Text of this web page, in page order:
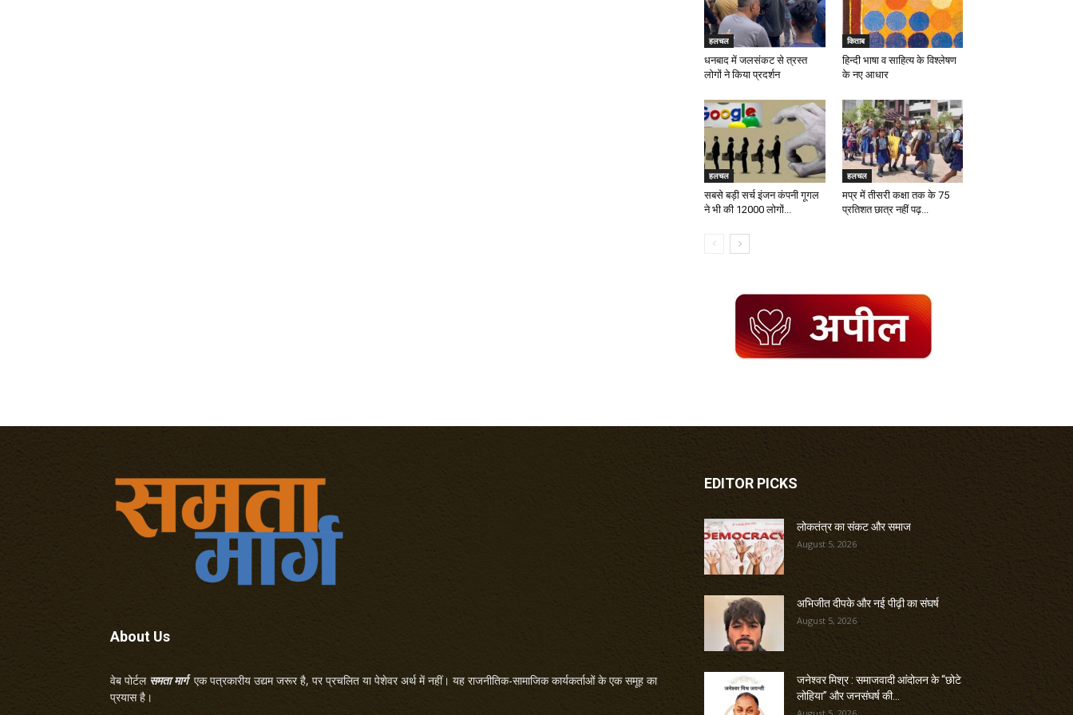
हलचल
धनबाद में जलसंकट से त्रस्त
लोगों ने किया प्रदर्शन
किताब
हिन्दी भाषा व साहित्य के विश्लेषण
के नए आधार
हलचल
सबसे बड़ी सर्च इंजन कंपनी गूगल
ने भी की 12000 लोगों...
हलचल
मप्र में तीसरी कक्षा तक के 75
प्रतिशत छात्र नहीं पढ़...
About Us
वेब पोर्टल समता मार्गएक पत्रकारीय उद्यम जरूर है, पर प्रचलित या पेशेवर अर्थ में नहीं। यह राजनीतिक-सामाजिक कार्यकर्ताओं के एक समूह का
प्रयास है।
EDITOR PICKS
लोकतंत्र का संकट और समाज
August 5, 2026
अभिजीत दीपके और नई पीढ़ी का संघर्ष
August 5, 2026
जनेश्वर मिश्र : समाजवादी आंदोलन के “छोटे
लोहिया” और जनसंघर्ष की...